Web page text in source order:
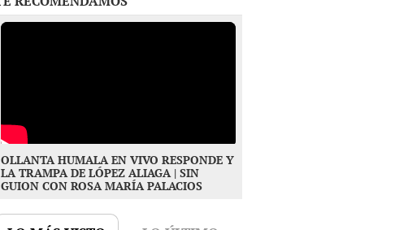
OLLANTA HUMALA EN VIVO RESPONDE Y
LA TRAMPA DE LÓPEZ ALIAGA | SIN
GUION CON ROSA MARÍA PALACIOS
LO MÁS VISTO LO ÚLTIMO